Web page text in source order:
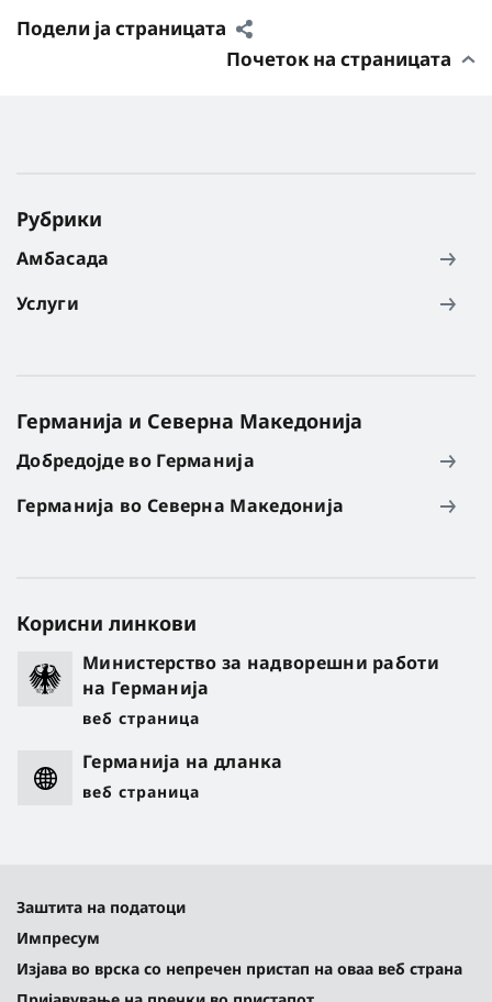
Подели ја страницата
Почеток на страницата
Рубрики
Амбасада
Услуги
Германија и Северна Македонија
Добредојде во Германија
Германија во Северна Македонија
Корисни линкови
Министерство за надворешни работи
на Германија
веб страница
Германија на дланка
веб страница
Заштита на податоци
Импресум
Изјава во врска со непречен пристап на оваа веб страна